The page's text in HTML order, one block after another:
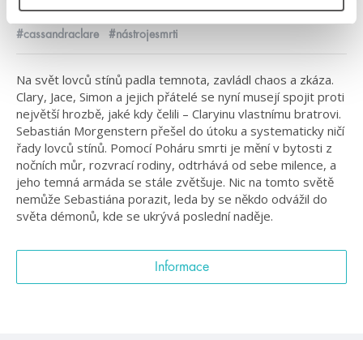
Série: Nástroje smrti
#cassandraclare #nástrojesmrti
Na svět lovců stínů padla temnota, zavládl chaos a zkáza.
Clary, Jace, Simon a jejich přátelé se nyní musejí spojit proti
největší hrozbě, jaké kdy čelili – Claryinu vlastnímu bratrovi.
Sebastián Morgenstern přešel do útoku a systematicky ničí
řady lovců stínů. Pomocí Poháru smrti je mění v bytosti z
nočních můr, rozvrací rodiny, odtrhává od sebe milence, a
jeho temná armáda se stále zvětšuje. Nic na tomto světě
nemůže Sebastiána porazit, leda by se někdo odvážil do
světa démonů, kde se ukrývá poslední naděje.
Informace